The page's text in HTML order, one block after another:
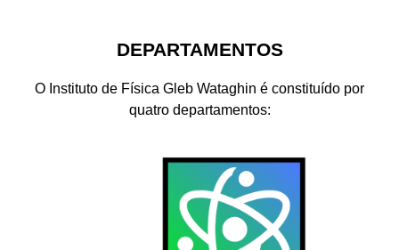
DEPARTAMENTOS
O Instituto de Física Gleb Wataghin é constituído por
quatro departamentos: